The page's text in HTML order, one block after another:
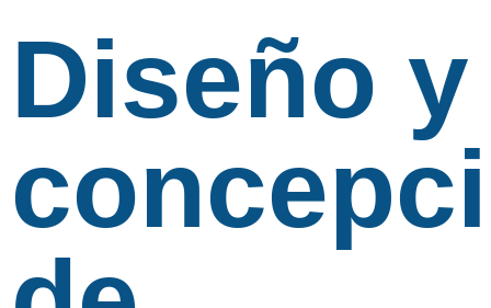
Diseño y